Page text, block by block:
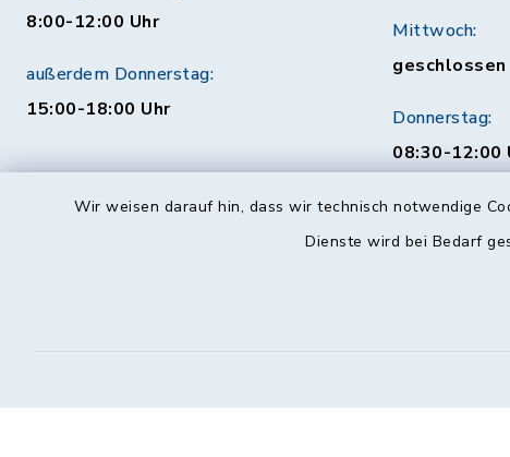
Wir weisen darauf hin, dass wir technisch notwendige
Dienste wird bei Bedarf
8:00-12:00 Uhr
außerdem Donnerstag:
15:00-18:00 Uhr
Mittwoch:
geschlossen
Donnerstag:
08:30-12:00
Uhr
Freitag: